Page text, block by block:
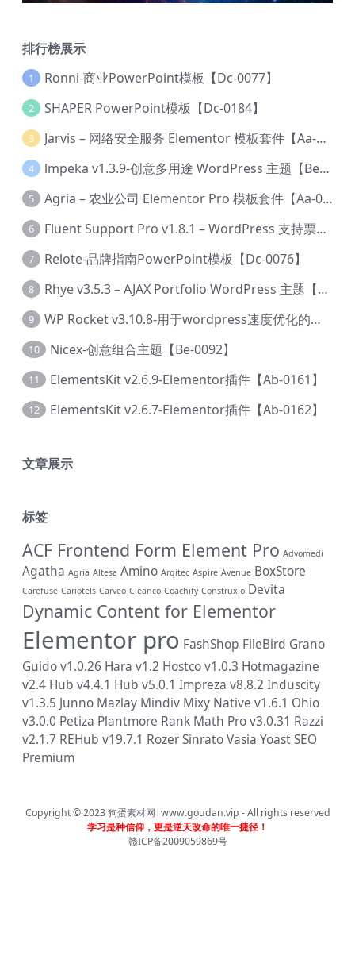
排行榜展示
1 Ronni-商业PowerPoint模板【Dc-0077】
2 SHAPER PowerPoint模板【Dc-0184】
3 Jarvis – 网络安全服务 Elementor 模板套件【Aa-0035】
4 lmpeka v1.3.9-创意多用途 WordPress 主题【Be-0064】
5 Agria – 农业公司 Elementor Pro 模板套件【Aa-0003】
6 Fluent Support Pro v1.8.1 – WordPress 支持票务系统【Cc-0041】
7 Relote-品牌指南PowerPoint模板【Dc-0076】
8 Rhye v3.5.3 – AJAX Portfolio WordPress 主题【Bi-0049】
9 WP Rocket v3.10.8-用于wordpress速度优化的缓存加速插件【Cd-0019】
10 Nicex-创意组合主题【Be-0092】
11 ElementsKit v2.6.9-Elementor插件【Ab-0161】
12 ElementsKit v2.6.7-Elementor插件【Ab-0162】
文章展示
标签
ACF Frontend Form Element Pro Advomedi
Agatha Agria Altesa Amino Arqitec Aspire Avenue BoxStore
Carefuse Cariotels Carveo Cleanco Coachify Construxio Devita
Dynamic Content for Elementor
Elementor pro FashShop FileBird Grano
Guido v1.0.26 Hara v1.2 Hostco v1.0.3 Hotmagazine
v2.4 Hub v4.4.1 Hub v5.0.1 Impreza v8.8.2 Induscity
v1.3.5 Junno Mazlay Mindiv Mixy Native v1.6.1 Ohio
v3.0.0 Petiza Plantmore Rank Math Pro v3.0.31 Razzi
v2.1.7 REHub v19.7.1 RozerSinratoVasia Yoast SEO
Premium
Copyright © 2023狗蛋素材网|www.goudan.vip - All rights reserved
学习是种信仰，更是逆天改命的唯一捷径！
赣ICP备2009059869号